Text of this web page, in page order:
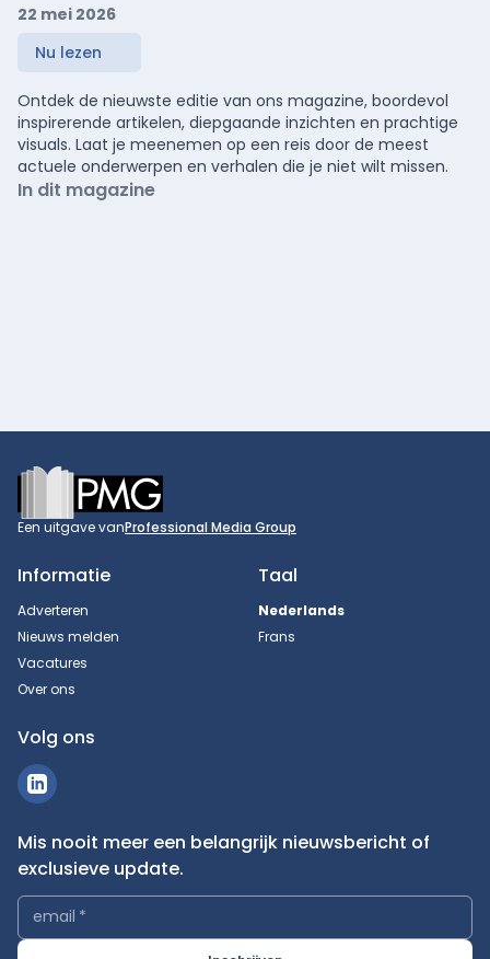
22 mei 2026
Nu lezen
Ontdek de nieuwste editie van ons magazine, boordevol
inspirerende artikelen, diepgaande inzichten en prachtige
visuals. Laat je meenemen op een reis door de meest
actuele onderwerpen en verhalen die je niet wilt missen.
In dit magazine
Footer
Een uitgave vanProfessional Media Group
Informatie
Adverteren
Nieuws melden
Vacatures
Over ons
Taal
Nederlands
Frans
Volg ons
Mis nooit meer een belangrijk nieuwsbericht of
exclusieve update.
email *